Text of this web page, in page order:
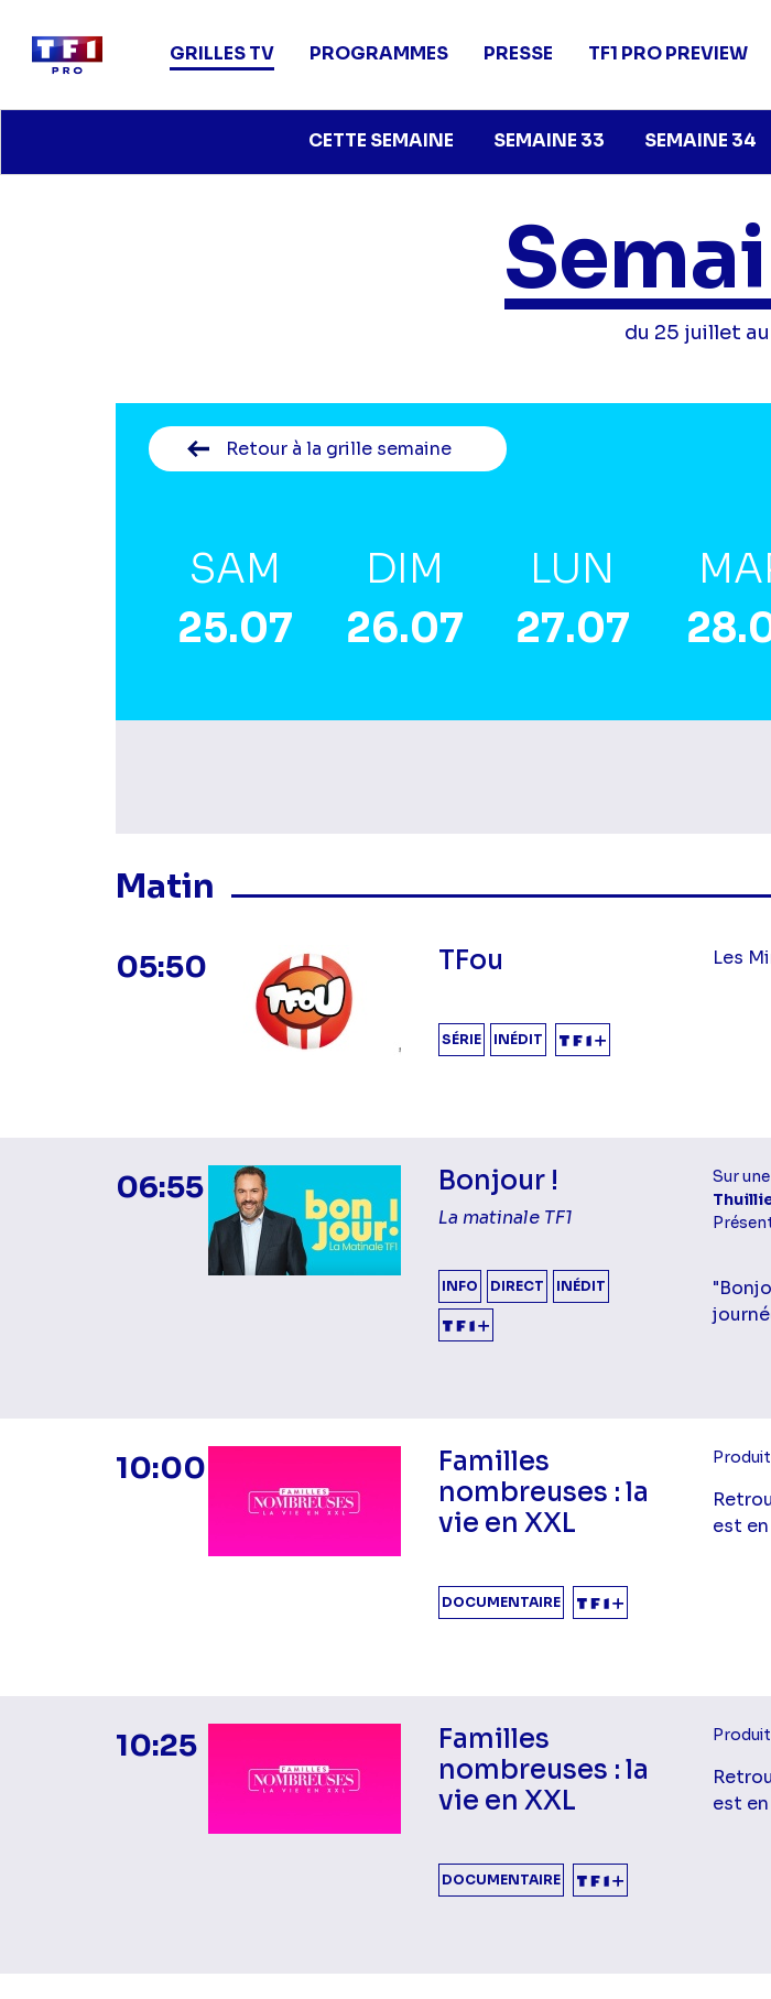
contenu
navigation
GRILLES TV
CETTE SEMAINE SEMAINE 33 SEMAINE 34
PROGRAMMES PRESSE TF1 PRO PREVIEW
du 25 juillet
Retour à la grille semaine
SAM
25.07
DIM
26.07
LUN
27.07
Matin
Masquer les programmes Matin
05:50 TFou
SÉRIE INÉDIT
Les
06:55 Bonjour !
La matinale TF1
INFO DIRECT INÉDIT
Sur
10:00
Familles
nombreuses : la
vie en XXL
DOCUMENTAIRE
est en
10:25
Familles
nombreuses : la
vie en XXL
DOCUMENTAIRE
est en